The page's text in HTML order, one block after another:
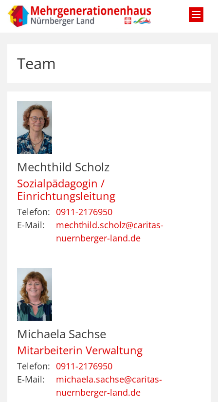
Zum Inhalt springen
Team
Mechthild Scholz
Sozialpädagogin /
Einrichtungsleitung
Telefon: 0911-2176950
E-Mail:
mechthild.scholz@caritas-
nuernberger-land.de
Michaela Sachse
Mitarbeiterin Verwaltung
Telefon: 0911-2176950
E-Mail:
michaela.sachse@caritas-
nuernberger-land.de